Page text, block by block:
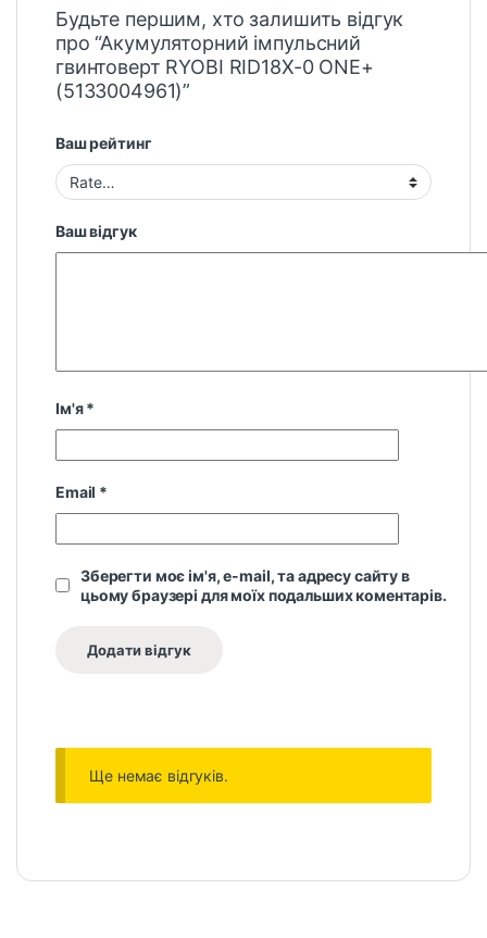
Будьте першим, хто залишить відгук
про “Акумуляторний імпульсний
гвинтоверт RYOBI RID18X-0 ONE+
(5133004961)”
Ваш рейтинг
Ваш відгук
Ім'я*
Email *
Зберегти моє ім'я, e-mail, та адресу сайту в
цьому браузері для моїх подальших коментарів.
Ще немає відгуків.